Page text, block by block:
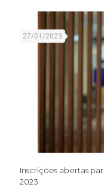
27/01/2023
Inscrições abertas
2023